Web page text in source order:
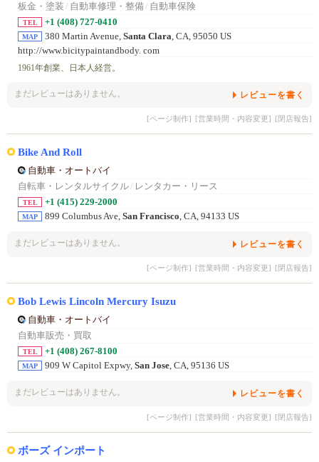
板金・塗装 / 自動車修理・整備/ 自動車保険
TEL +1 (408) 727-0410
MAP 380 Martin Avenue, Santa Clara , CA, 95050 US
http://www.bicitypaintandbody. com
1961年創業、日本人経営。
まだレビューはありません。 レビューを書く
[ページ制作] [営業時間・内容変更] [閉店報告]
Bike And Roll
自動車・オートバイ
自転車・レンタルサイクル/ レンタカー・リース
TEL +1 (415) 229-2000
MAP 899 Columbus Ave, San Francisco, CA, 94133 US
まだレビューはありません。 レビューを書く
[ページ制作] [営業時間・内容変更] [閉店報告]
Bob Lewis Lincoln Mercury Isuzu
自動車・オートバイ
自動車販売・買取
TEL +1 (408) 267-8100
MAP 909 W Capitol Expwy, San Jose, CA, 95136 US
まだレビューはありません。 レビューを書く
[ページ制作] [営業時間・内容変更] [閉店報告]
ボーズ インポート